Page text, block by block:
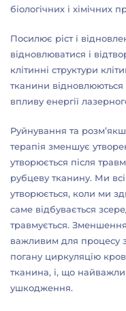
біологічних і хімічних
Посилює ріст і
відновлюватися і
клітинні структури
тканини
впливу енергії
Руйнування та
терапія зменшує
утворюється після
рубцеву тканину. Ми
утворюється, коли ми
саме відбувається
травмується.
важливим для процесу
погану циркуляцію
тканина, і, що
ушкодження.